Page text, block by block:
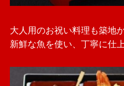
大人用のお祝い料理も築地
新鮮な魚を使い、丁寧に仕